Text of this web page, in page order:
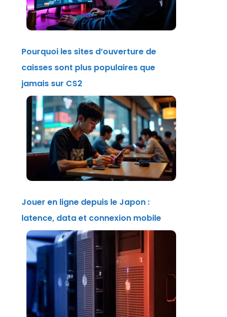
Pourquoi les sites d’ouverture de
caisses sont plus populaires que
jamais sur CS2
Jouer en ligne depuis le Japon :
latence, data et connexion mobile